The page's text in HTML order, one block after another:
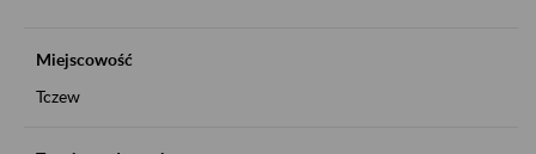
Miejscowość
Tczew